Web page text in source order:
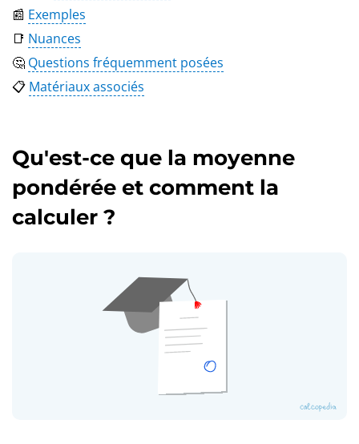
📰 Exemples
📑 Nuances
🤔 Questions fréquemment posées
📋 Matériaux associés
Qu'est-ce que la moyenne
pondérée et comment la
calculer ?